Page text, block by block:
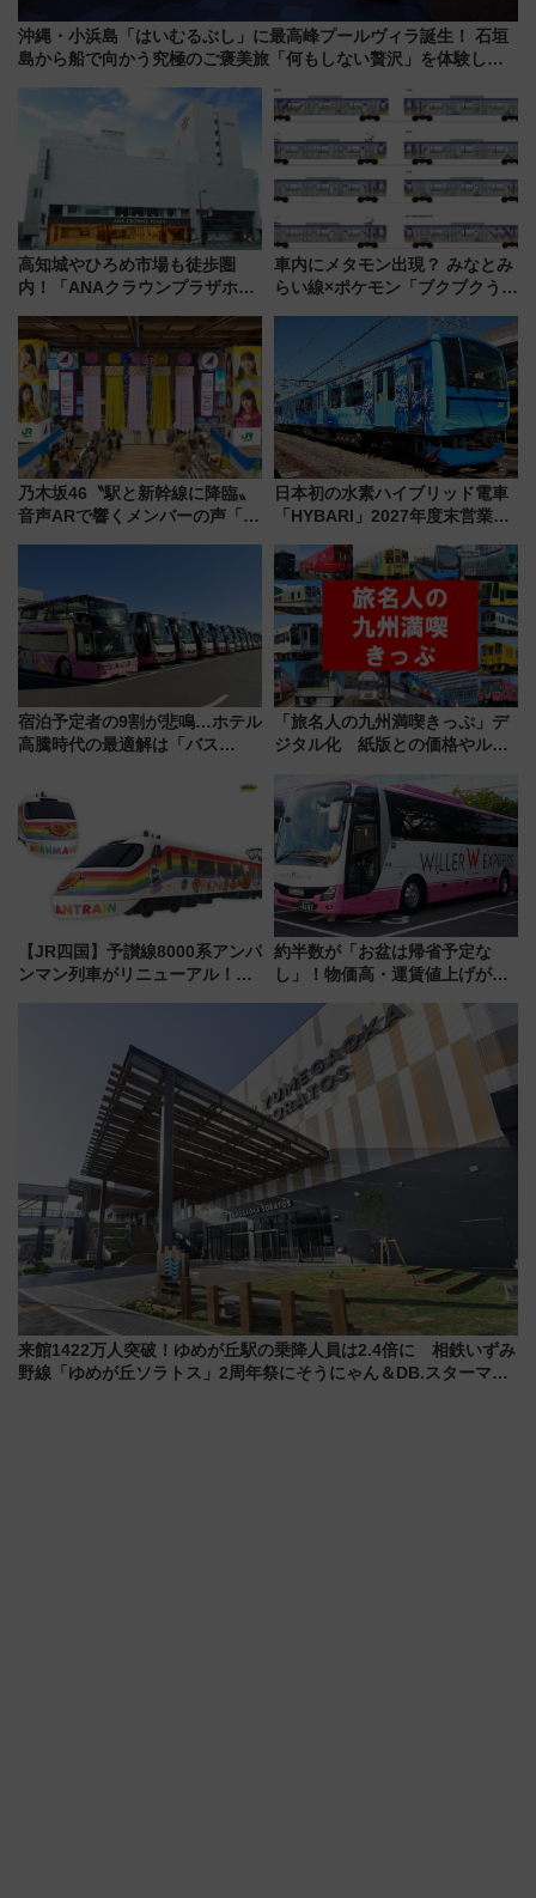
沖縄・小浜島「はいむるぶし」に最高峰プールヴィラ誕生！ 石垣
島から船で向かう究極のご褒美旅「何もしない贅沢」を体験して
高知城やひろめ市場も徒歩圏
内！「ANAクラウンプラザホテ
車内にメタモン出現？ みなとみ
らい線×ポケモン「ブクブクうみ
行開始に！ この夏は直通列車で
横浜へ！
乃木坂46〝駅と新幹線に降臨〟
音声ARで響くメンバーの声「真
日本初の水素ハイブリッド電車
「HYBARI」2027年度末営業運
で水素利活用が加速
宿泊予定者の9割が悲鳴…ホテル
高騰時代の最適解は「バス
した、推し活遠征や観光時のリ
アルな懐事情
「旅名人の九州満喫きっぷ」デ
ジタル化 紙版との価格やルー
【JR四国】予讃線8000系アンパ
ンマン列車がリニューアル！内
約半数が「お盆は帰省予定な
し」！物価高・運賃値上げが財
りたいけど……【WILLER お盆
帰省動向調査】
来館1422万人突破！ゆめが丘駅の乗降人員は2.4倍に 相鉄いずみ
野線「ゆめが丘ソラトス」2周年祭にそうにゃん＆DB.スターマン